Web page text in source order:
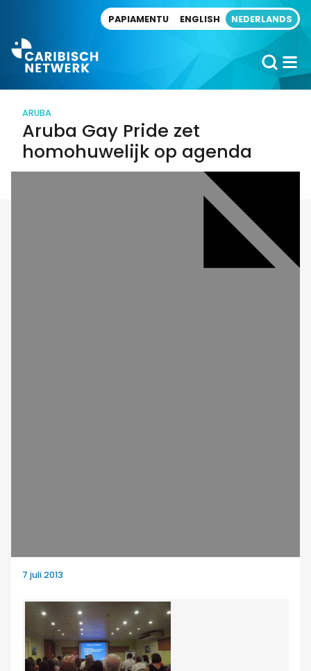
PAPIAMENTU ENGLISH NEDERLANDS
ARUBA
Aruba Gay Pride zet
homohuwelijk op agenda
7 juli 2013